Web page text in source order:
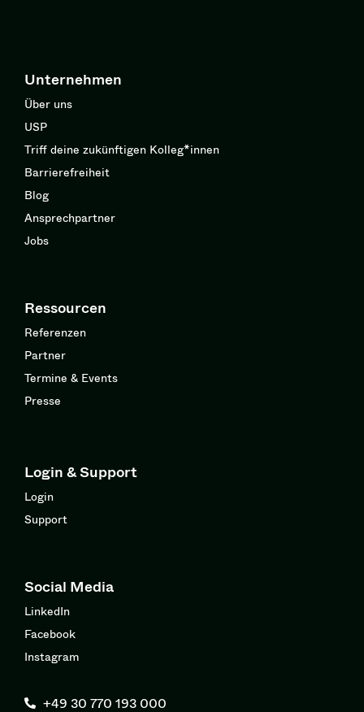
Unternehmen
Über uns
USP
Triff deine zukünftigen Kolleg*innen
Barrierefreiheit
Blog
Ansprechpartner
Jobs
Ressourcen
Referenzen
Partner
Termine & Events
Presse
Login & Support
Login
Support
Social Media
LinkedIn
Facebook
Instagram
+49 30 770 193 000